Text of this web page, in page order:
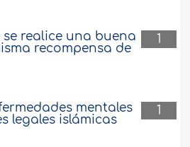
1
realice una buena
recompensa de
1
mentales
legales islámicas